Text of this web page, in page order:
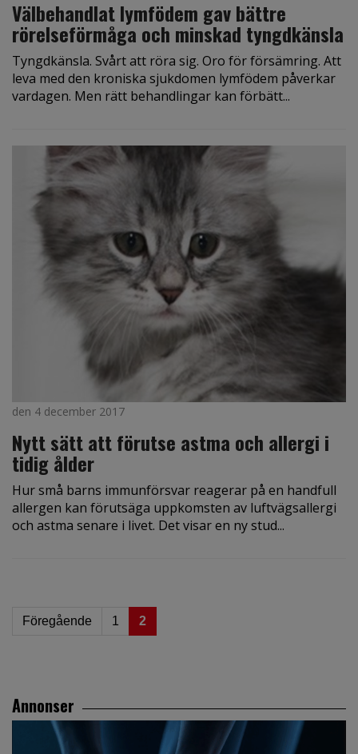
Välbehandlat lymfödem gav bättre
rörelseförmåga och minskad tyngdkänsla
Tyngdkänsla. Svårt att röra sig. Oro för försämring. Att
leva med den kroniska sjukdomen lymfödem påverkar
vardagen. Men rätt behandlingar kan förbätt...
den 4 december 2017
Nytt sätt att förutse astma och allergi i
tidig ålder
Hur små barns immunförsvar reagerar på en handfull
allergen kan förutsäga uppkomsten av luftvägsallergi
och astma senare i livet. Det visar en ny stud...
Föregående 1 2
Annonser